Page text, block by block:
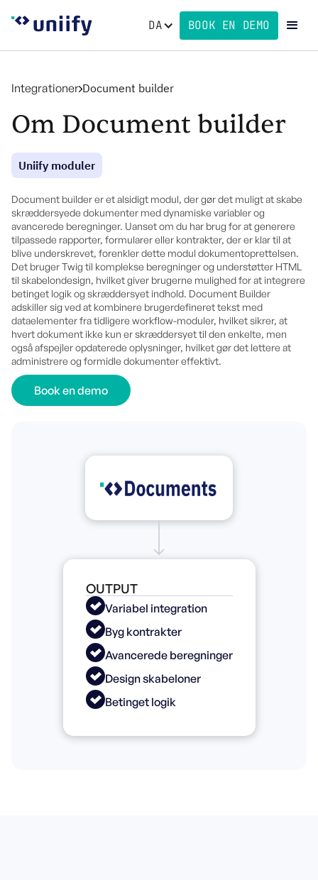
DA BOOK EN DEMO
Integrationer Document builder
Om Document builder
Uniify moduler
Document builder er et alsidigt modul, der gør det muligt at skabe
skræddersyede dokumenter med dynamiske variabler og
avancerede beregninger. Uanset om du har brug for at generere
tilpassede rapporter, formularer eller kontrakter, der er klar til at
blive underskrevet, forenkler dette modul dokumentoprettelsen.
Det bruger Twig til komplekse beregninger og understøtter HTML
til skabelondesign, hvilket giver brugerne mulighed for at integrere
betinget logik og skræddersyet indhold. Document Builder
adskiller sig ved at kombinere brugerdefineret tekst med
dataelementer fra tidligere workflow-moduler, hvilket sikrer, at
hvert dokument ikke kun er skræddersyet til den enkelte, men
også afspejler opdaterede oplysninger, hvilket gør det lettere at
administrere og formidle dokumenter effektivt.
Book en demo
OUTPUT
Variabel integration
Byg kontrakter
Avancerede beregninger
Design skabeloner
Betinget logik